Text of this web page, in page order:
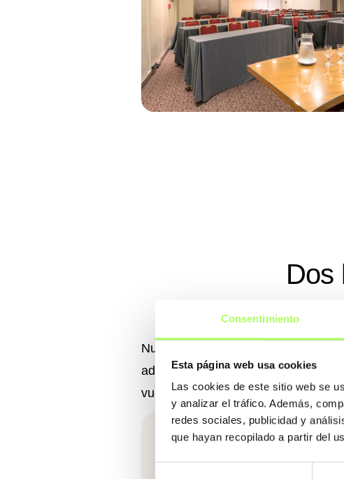
Consentimiento
Esta página web usa cookies
Las cookies de este sitio web se
y analizar el tráfico. Además,
redes sociales, publicidad y
que hayan recopilado a partir del
Dos
Nuestra idea es que la jornada sea
adaptamos a vuestras necesidades
vuestros proyectos.